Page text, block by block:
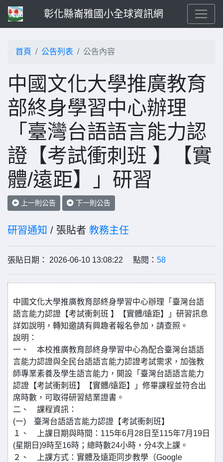
彰化縣崙雅國小全球資訊網
首頁 公告列表 公告內容
中國文化大學推廣教育
部終身學習中心辦理
「臺灣台語語言能力認
證【考試衝刺班 】【實
體/遠距】」研習
上一則公告 下一則公告
研習通知 / 張貼者 教務主任
張貼日期： 2026-06-10 13:08:22 點閱： 58
中國文化大學推廣教育部終身學習中心辦理「臺灣台語
語言能力認證【考試衝刺班 】【實體/遠距】」研習訊息
詳如說明，轉知邀請有興趣者報名參加，請查照。
說明：
一、 本校推廣教育部終身學習中心為配合臺灣台語語
言能力認證與全民台語語言能力認證考試需求，加強教
師專業素養及學生語言能力，開設「臺灣台語語言能力
認證【考試衝刺班】【實體/遠距】」修畢課程並符合出
席時數，可取得研習結業證書。
二、 課程資訊：
(一) 臺灣台語語言能力認證【考試衝刺班】
１、 上課日期與時間：115年6月28日至115年7月19日
(星期日)9時至16時；總時數24小時，分4次上課。
２、 上課方式：實體及遠距同步教學（Google